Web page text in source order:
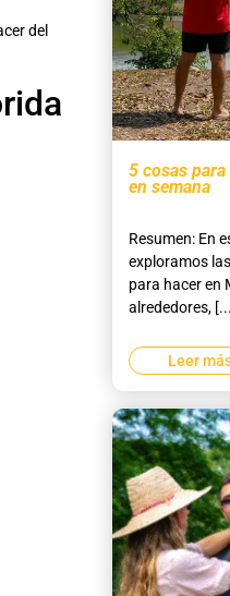
del
5 cosas
en semana
Resumen: En
exploramos
para hacer en
alrededores,
Leer